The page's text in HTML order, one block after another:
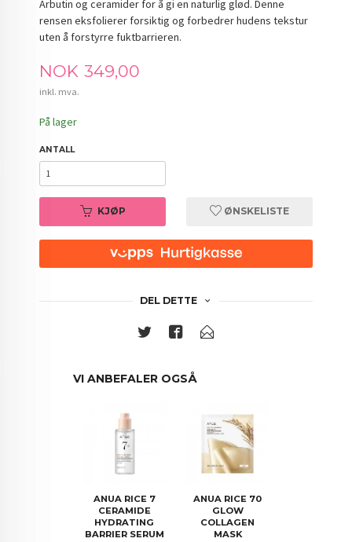
Arbutin og ceramider for å gi en naturlig glød. Denne
rensen eksfolierer forsiktig og forbedrer hudens tekstur
uten å forstyrre fuktbarrieren.
Pris
NOK 349,00
inkl. mva.
På lager
ANTALL
KJØP ØNSKELISTE
DEL DETTE
VI ANBEFALER OGSÅ
ANUA RICE 7
CERAMIDE
HYDRATING
BARRIER SERUM
ANUA RICE 70
GLOW
COLLAGEN
MASK